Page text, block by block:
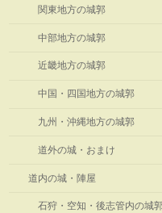
関東地方の城郭
中部地方の城郭
近畿地方の城郭
中国・四国地方の城郭
九州・沖縄地方の城郭
道外の城・おまけ
道内の城・陣屋
石狩・空知・後志管内の城